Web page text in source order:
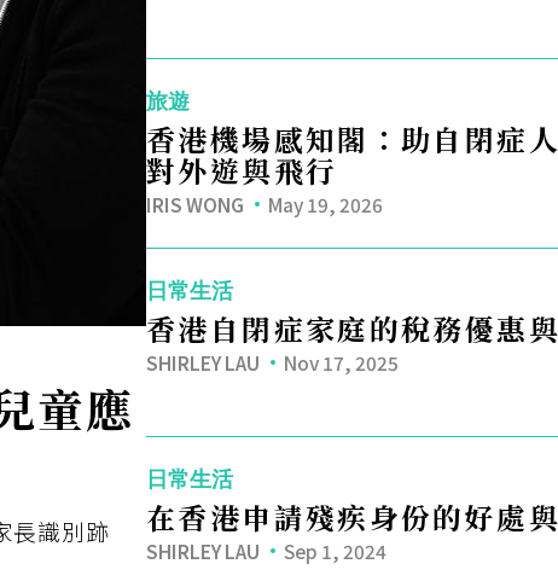
童應
長識別跡
旅遊
香港機場感知閣：助自閉症
對外遊與飛行
IRIS WONG May 19, 2026
日常生活
香港自閉症家庭的稅務優惠
SHIRLEY LAU Nov 17, 2025
日常生活
在香港申請殘疾身份的好處
SHIRLEY LAU Sep 1, 2024